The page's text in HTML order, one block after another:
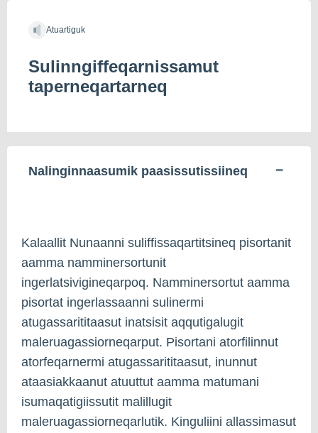
Atuartiguk
Sulinngiffeqarnissamut
taperneqartarneq
Nalinginnaasumik paasissutissiineq
Kalaallit Nunaanni suliffissaqartitsineq pisortanit
aamma namminersortunit
ingerlatsivigineqarpoq. Namminersortut aamma
pisortat ingerlassaanni sulinermi
atugassarititaasut inatsisit aqqutigalugit
maleruagassiorneqarput. Pisortani atorfilinnut
atorfeqarnermi atugassarititaasut, inunnut
ataasiakkaanut atuuttut aamma matumani
isumaqatigiissutit malillugit
maleruagassiorneqarlutik. Kinguliini allassimasut